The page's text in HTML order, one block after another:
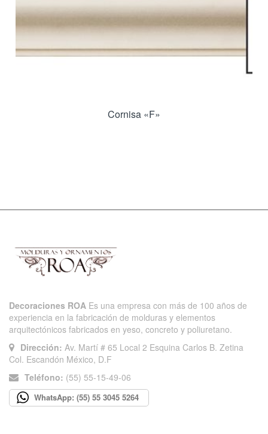
Cornisa «F»
Decoraciones ROA Es una empresa con más de 100 años de
experiencia en la fabricación de molduras y elementos
arquitectónicos fabricados en yeso, concreto y poliuretano.
Dirección: Av. Martí # 65 Local 2 Esquina Carlos B. Zetina
Col. Escandón México, D.F
Teléfono: (55) 55-15-49-06
WhatsApp: (55) 55 3045 5264